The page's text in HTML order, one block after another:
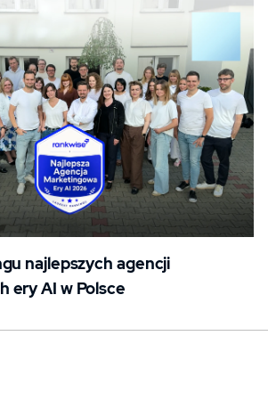
najlepszych agencji
ery AI w Polsce